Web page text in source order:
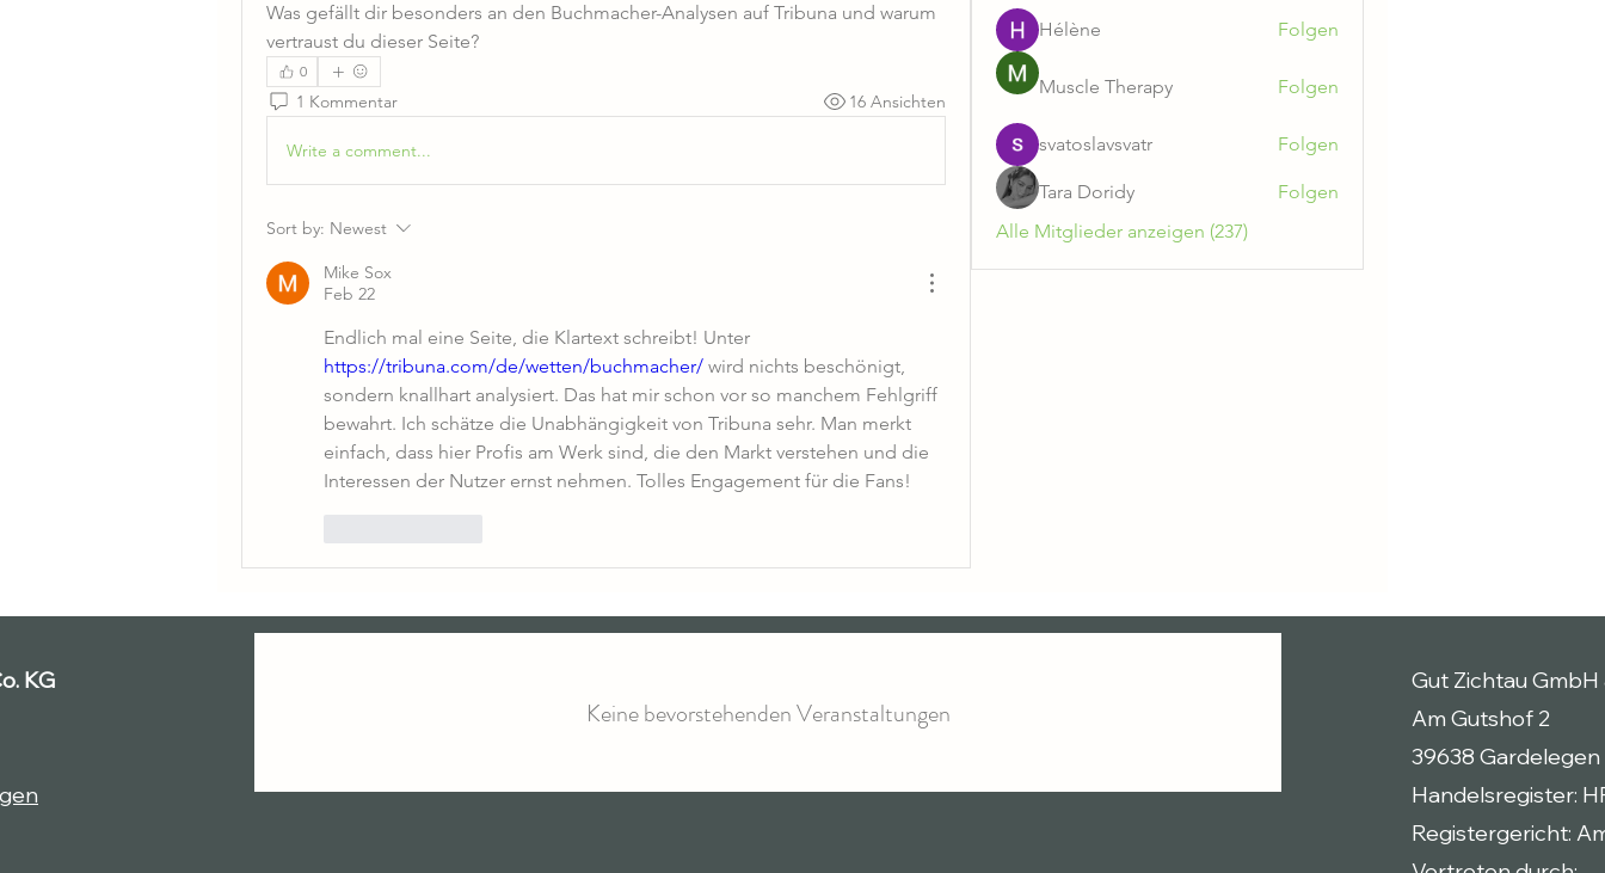
Was gefällt dir besonders an den Buchmacher-Analysen auf Tribuna und warum
vertraust du dieser Seite?
0
1 Kommentar 16 Ansichten
Write a comment...
Sort by: Newest
Mike Sox
Feb 22
https://tribuna.com/de/wetten/buchmacher/ wird nichts beschönigt,
sondern knallhart analysiert. Das hat mir schon vor so manchem Fehlgriff
bewahrt. Ich schätze die Unabhängigkeit von Tribuna sehr. Man merkt
einfach, dass hier Profis am Werk sind, die den Markt verstehen und die
Interessen der Nutzer ernst nehmen. Tolles Engagement für die Fans!
Hélène Folgen
Muscle Therapy Folgen
svatoslavsvatr Folgen
Tara Doridy
Folgen
Alle Mitglieder anzeigen (237)
KG
Keine bevorstehenden Veranstaltungen
Gut Zichtau GmbH
Am Gutshof 2
39638 Gardelegen
Handelsregister:
Registergericht: